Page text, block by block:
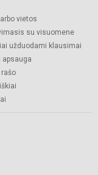
vietos
su visuomene
užduodami klausimai
apsauga